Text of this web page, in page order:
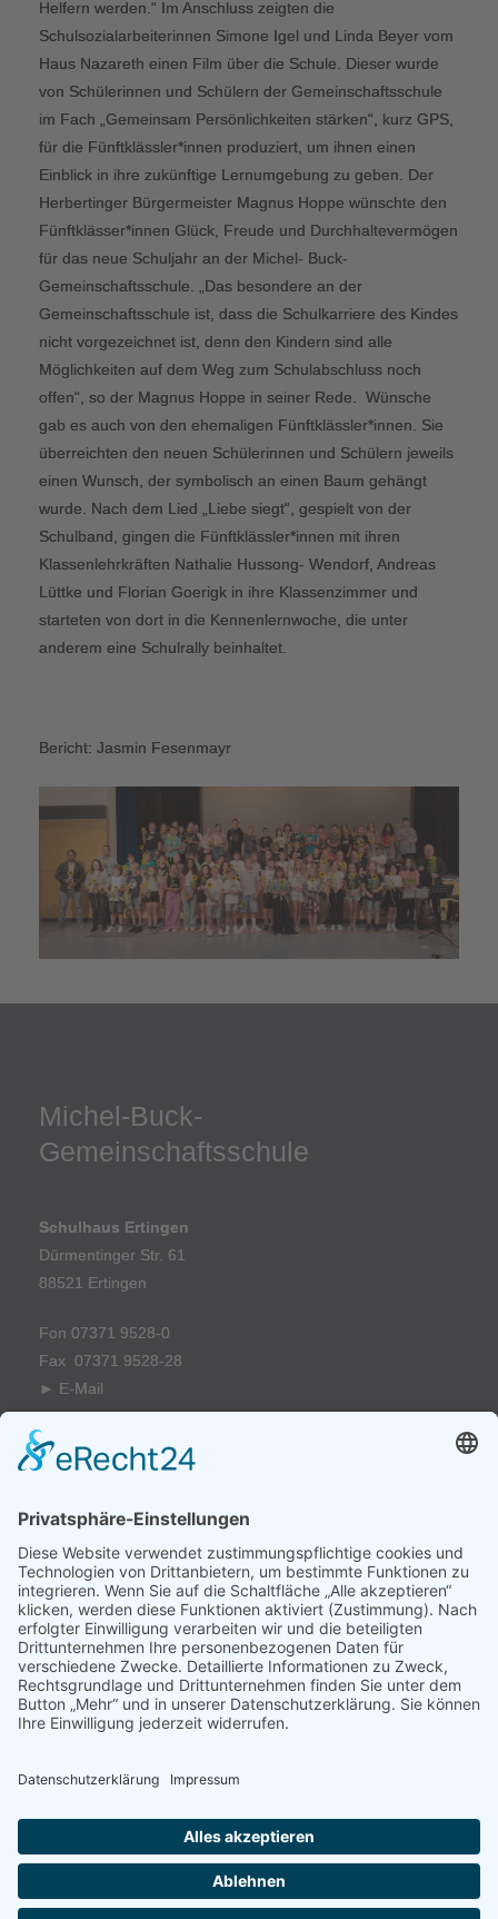
Helfern werden.“ Im Anschluss zeigten die
Schulsozialarbeiterinnen Simone Igel und Linda Beyer vom
Haus Nazareth einen Film über die Schule. Dieser wurde
von Schülerinnen und Schülern der Gemeinschaftsschule
im Fach „Gemeinsam Persönlichkeiten stärken“, kurz GPS,
für die Fünftklässler*innen produziert, um ihnen einen
Einblick in ihre zukünftige Lernumgebung zu geben. Der
Herbertinger Bürgermeister Magnus Hoppe wünschte den
Fünftklässer*innen Glück, Freude und Durchhaltevermögen
für das neue Schuljahr an der Michel- Buck-
Gemeinschaftsschule. „Das besondere an der
Gemeinschaftsschule ist, dass die Schulkarriere des Kindes
nicht vorgezeichnet ist, denn den Kindern sind alle
Möglichkeiten auf dem Weg zum Schulabschluss noch
offen“, so der Magnus Hoppe in seiner Rede.
Wünsche
gab es auch von den ehemaligen Fünftklässler*innen. Sie
überreichten den neuen Schülerinnen und Schülern jeweils
einen Wunsch, der symbolisch an einen Baum gehängt
wurde. Nach dem Lied „Liebe siegt“, gespielt von der
Schulband, gingen die Fünftklässler*innen mit ihren
Klassenlehrkräften Nathalie Hussong- Wendorf, Andreas
Lüttke und Florian Goerigk in ihre Klassenzimmer und
starteten von dort in die Kennenlernwoche, die unter
anderem eine Schulrally beinhaltet.
Bericht: Jasmin Fesenmayr
Michel-Buck-
Gemeinschaftsschule
Schulhaus Ertingen
Dürmentinger Str. 61
88521 Ertingen
Fon 07371 9528-0
Fax 07371 9528-28
► E-Mail
Schulhaus Herbertingen
88518 Herbertingen
Fon 07586 920881
Fax 07586 9208968
►E-Mail
© Michel-Buck-Gemeinschaftsschule
⇒Login